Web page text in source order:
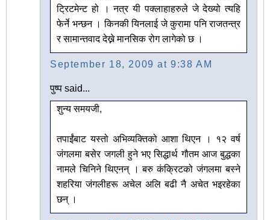
ट्रिटमेन्ट हो । नत्र यी पक्लाहाहरुले जे देख्यो त्यहि
फेर्ने भन्छन । किनकी यिनलाई जे कुरामा पनि राजतन्त्र
र सामान्तवाद देख्ने मानसिक रोग लागेको छ ।
September 18, 2009 at 9:38 AM
पुष्प said...
शुन्य समयजी,
तपाईंबाट यस्तो अभिव्यक्तिको आशा थिएन । १२ वर्ष
जंगलमा बसेर ज‍गली हुने भए सिद्धार्थ गौतम आज बुद्धका
नामले चिनिने थिएनन् । बरु कंक्रिटको जंगलमा बस्ने
शहरिया जंगलीहरू अचेल अलि बढी नै अचेत भइरहेका
छन् ।